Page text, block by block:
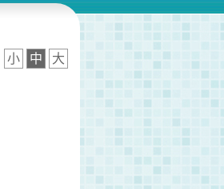
小 中 大